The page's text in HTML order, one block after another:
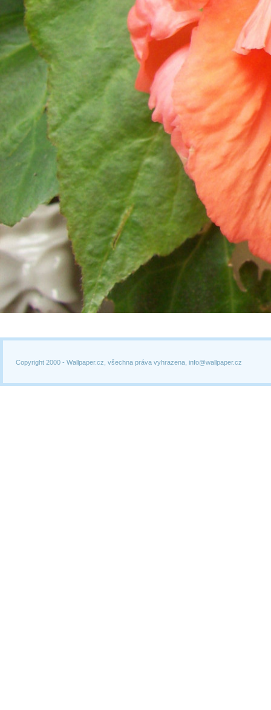
Copyright 2000 - Wallpaper.cz, všechna práva vyhrazena, info@wallpaper.cz